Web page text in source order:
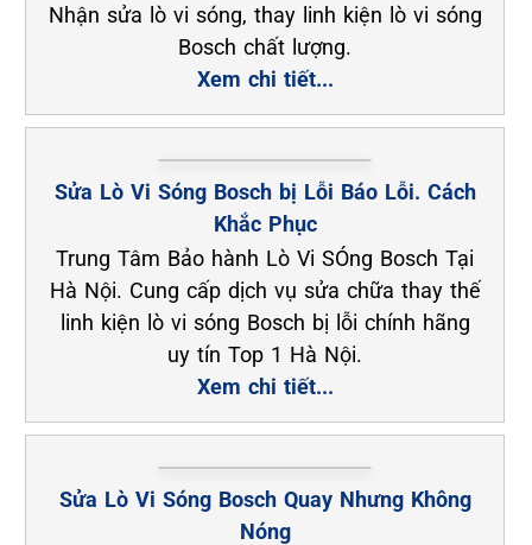
Nhận sửa lò vi sóng, thay linh kiện lò vi sóng
Bosch chất lượng.
Xem chi tiết...
Sửa Lò Vi Sóng Bosch bị Lỗi Báo Lỗi. Cách
Khắc Phục
Trung Tâm Bảo hành Lò Vi SÓng Bosch Tại
Hà Nội. Cung cấp dịch vụ sửa chữa thay thế
linh kiện lò vi sóng Bosch bị lỗi chính hãng
uy tín Top 1 Hà Nội.
Xem chi tiết...
Sửa Lò Vi Sóng Bosch Quay Nhưng Không
Nóng